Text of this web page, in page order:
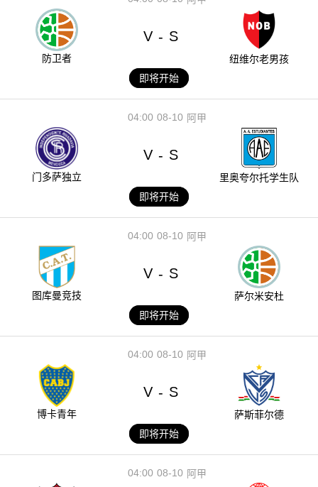
防卫者
V - S
纽维尔老男孩
即将开始
08-10
04:00 阿甲
门多萨独立
V - S
里奥夸尔托学生队
即将开始
08-10
04:00 阿甲
图库曼竞技
V - S
萨尔米安杜
即将开始
08-10
04:00 阿甲
博卡青年
V - S
萨斯菲尔德
即将开始
08-10
04:00 阿甲